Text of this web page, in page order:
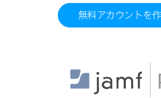
無料アカウントを​